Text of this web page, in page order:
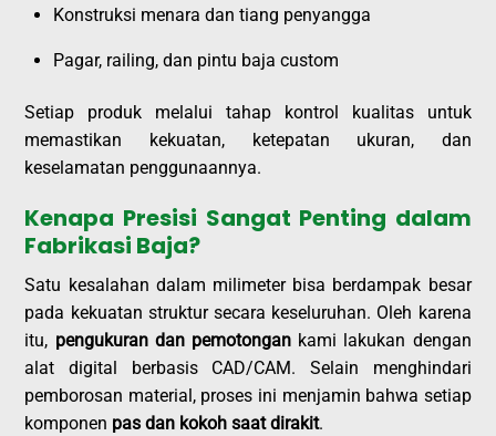
Konstruksi menara dan tiang penyangga
Pagar, railing, dan pintu baja custom
Setiap produk melalui tahap kontrol kualitas untuk
memastikan kekuatan, ketepatan ukuran, dan
keselamatan penggunaannya.
Kenapa Presisi Sangat Penting dalam
Fabrikasi Baja?
Satu kesalahan dalam milimeter bisa berdampak besar
pada kekuatan struktur secara keseluruhan. Oleh karena
itu, pengukuran dan pemotongan kami lakukan dengan
alat digital berbasis CAD/CAM. Selain menghindari
pemborosan material, proses ini menjamin bahwa setiap
komponen pas dan kokoh saat dirakit.